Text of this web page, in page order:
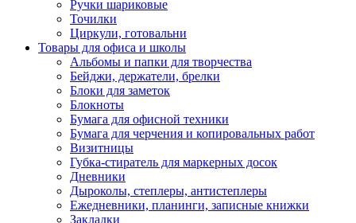
Ручки шариковые
Точилки
Циркули, готовальни
Товары для офиса и школы
Альбомы и папки для творчества
Бейджи, держатели, брелки
Блоки для заметок
Блокноты
Бумага для офисной техники
Бумага для черчения и копировальных работ
Визитницы
Губка-стиратель для маркерных досок
Дневники
Дыроколы, степлеры, антистеплеры
Ежедневники, планинги, записные книжки
Закладки